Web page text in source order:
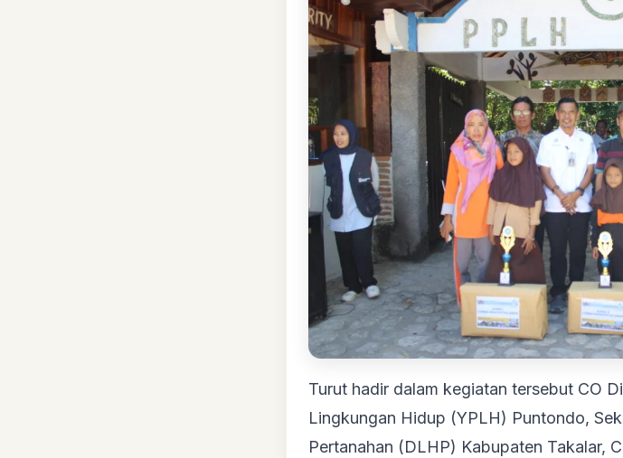
Turut hadir dalam kegiatan tersebut CO
Lingkungan Hidup (YPLH) Puntondo,
Pertanahan (DLHP) Kabupaten Takalar,